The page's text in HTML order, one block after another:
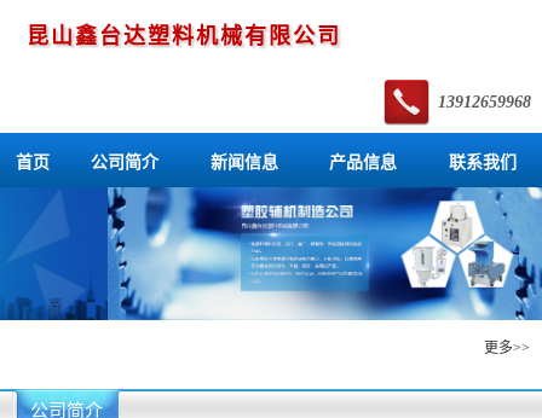
昆山鑫台达塑料机械有限公司
13912659968
首页 公司简介 新闻信息 产品信息 联系我们
更多>>
公司简介